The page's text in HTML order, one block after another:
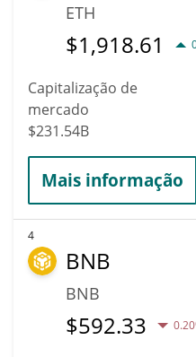
ETH
$1,918.61
Capitalização de
mercado
$231.54B
Mais informação
4
BNB
BNB
$592.33